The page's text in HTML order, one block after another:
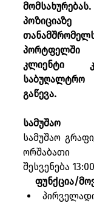
კლიენტი
საბუღალტრო
გაწევა.
სამუშაო
სამუშაო
ორშაბათი
შესვენება
ფუნქცია/